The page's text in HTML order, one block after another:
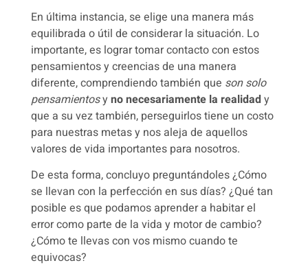
En última instancia, se elige una manera más
equilibrada o útil de considerar la situación. Lo
importante, es lograr tomar contacto con estos
pensamientos y creencias de una manera
diferente, comprendiendo también que son solo
pensamientosy no necesariamente la realidady
que a su vez también, perseguirlos tiene un costo
para nuestras metas y nos aleja de aquellos
valores de vida importantes para nosotros.
De esta forma, concluyo preguntándoles ¿Cómo
se llevan con la perfección en sus días? ¿Qué tan
posible es que podamos aprender a habitar el
error como parte de la vida y motor de cambio?
¿Cómo te llevas con vos mismo cuando te
equivocas?